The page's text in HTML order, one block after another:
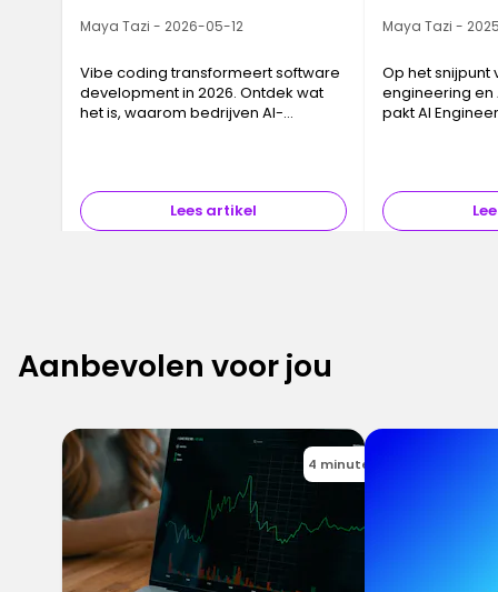
Maya Tazi - 2026-05-12
Vibe coding transformeert software
development in 2026. Ontdek wat
het is, waarom bedrijven AI-
Lees artikel
Maya Tazi -
Op het snijpunt
engineering en
pakt AI
ingezet
Aanbevolen voor jou
4 minutes